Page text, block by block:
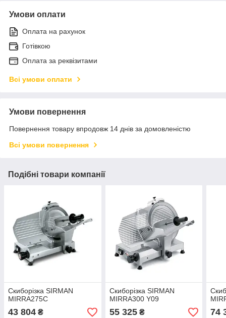
Умови оплати
Оплата на рахунок
Готівкою
Оплата за реквізитами
Всі умови оплати
Умови повернення
Повернення товару впродовж 14 днів за домовленістю
Всі умови повернення
Подібні товари компанії
Скиборізка SIRMAN
MIRRA275C
43 804 ₴
Скиборізка SIRMAN
MIRRA300 Y09
55 325₴ 74